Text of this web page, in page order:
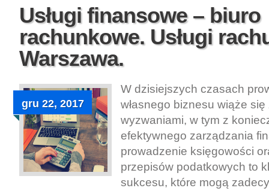
–
usługi
księgowe.
–
biuro
rachunkowe
usługi
Usługi finansowe – biuro
rachunkowe. Usługi
Warszawa.
gru 22, 2017
W dzisiejszych czasach
własnego biznesu wiąże
wyzwaniami, w tym z
efektywnego zarządzania
prowadzenie księgowości
przepisów podatkowych to
sukcesu, które mogą